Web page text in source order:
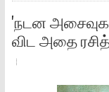
'நடன
விட அதை